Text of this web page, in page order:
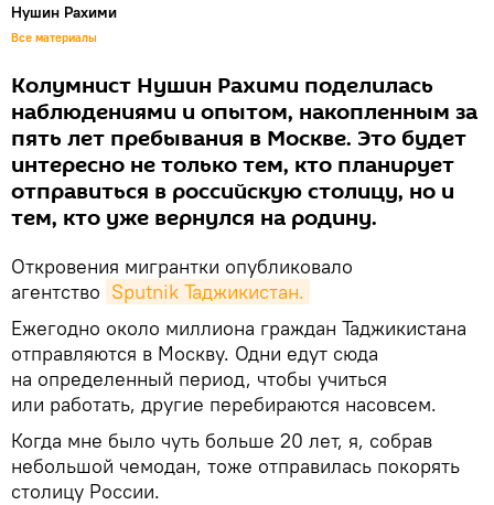
Нушин Рахими
Все материалы
Колумнист Нушин Рахими поделилась
наблюдениями и опытом, накопленным за
пять лет пребывания в Москве. Это будет
интересно не только тем, кто планирует
отправиться в российскую столицу, но и
тем, кто уже вернулся на родину.
Откровения мигрантки опубликовало
агентство Sputnik Таджикистан.
Ежегодно около миллиона граждан Таджикистана
отправляются в Москву. Одни едут сюда
на определенный период, чтобы учиться
или работать, другие перебираются насовсем.
Когда мне было чуть больше 20 лет, я, собрав
небольшой чемодан, тоже отправилась покорять
столицу России.